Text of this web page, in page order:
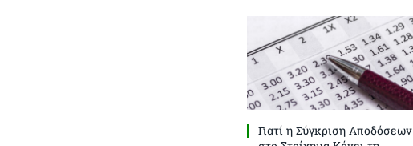
Γιατί η Σύγκριση Αποδόσεων